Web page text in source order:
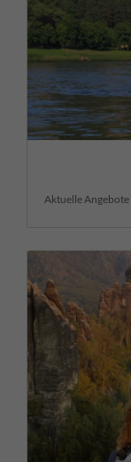
Aktuelle